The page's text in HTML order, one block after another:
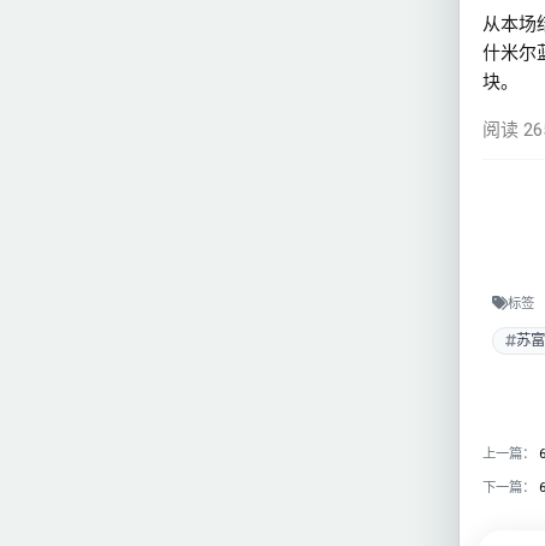
从本场
什米尔
块。
阅读
标签
苏
上一篇：
下一篇：